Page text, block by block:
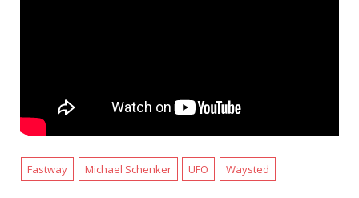
Fastway Michael Schenker UFO Waysted